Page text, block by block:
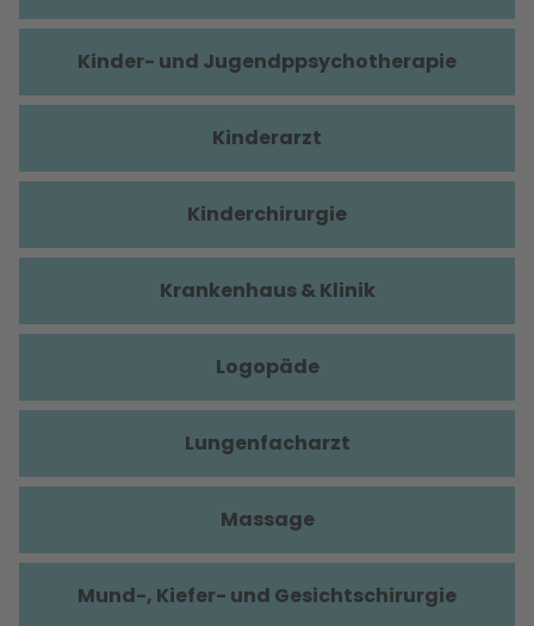
Kinder- und Jugendppsychotherapie
Kinderarzt
Kinderchirurgie
Krankenhaus & Klinik
Logopäde
Lungenfacharzt
Massage
Mund-, Kiefer- und Gesichtschirurgie